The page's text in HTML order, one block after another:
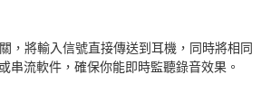
，將輸入信號直接傳送到耳機，同時將相同
串流軟件，確保你能即時監聽錄音效果。